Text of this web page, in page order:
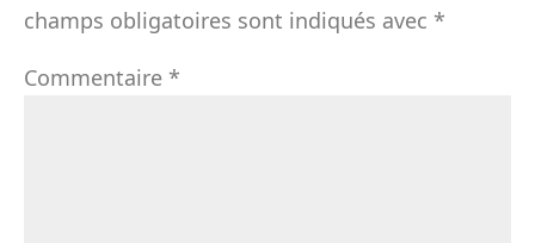
champs obligatoires sont indiqués avec *
Commentaire *